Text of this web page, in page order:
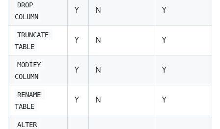
DROP
COLUMN
Y N Y
TRUNCATE
TABLE
Y N Y
MODIFY
COLUMN
Y N Y
RENAME
TABLE
Y N Y
ALTER